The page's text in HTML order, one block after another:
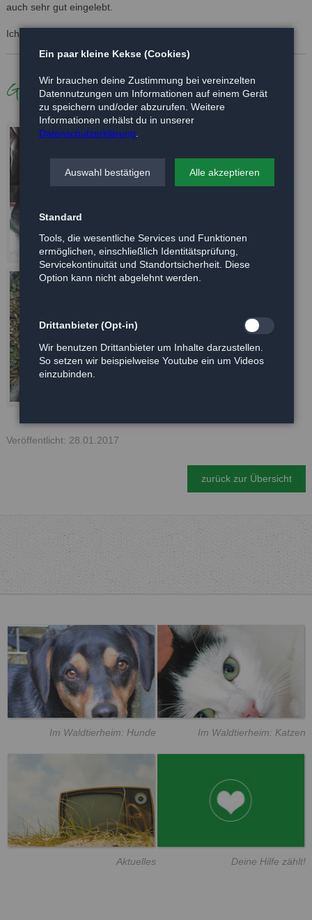
auch sehr gut eingelebt.
Ich möchte auch noch ganz liebe Grüße da lassen.
Galerie
Veröffentlicht: 28.01.2017
zurück zur Übersicht
Im Waldtierheim: Hunde Im Waldtierheim: Katzen
Aktuelles Deine Hilfe zählt!
Ein paar kleine Kekse (Cookies)
Wir brauchen deine Zustimmung bei vereinzelten
Datennutzungen um Informationen auf einem Gerät
zu speichern und/oder abzurufen. Weitere
Informationen erhälst du in unserer
Datenschutzerklärung
Auswahl bestätigen Alle akzeptieren
Standard
Tools, die wesentliche Services und Funktionen
ermöglichen, einschließlich Identitätsprüfung,
Servicekontinuität und Standortsicherheit. Diese
Option kann nicht abgelehnt werden.
Drittanbieter (Opt-in)
Wir benutzen Drittanbieter um Inhalte darzustellen.
So setzen wir beispielweise Youtube ein um Videos
einzubinden.